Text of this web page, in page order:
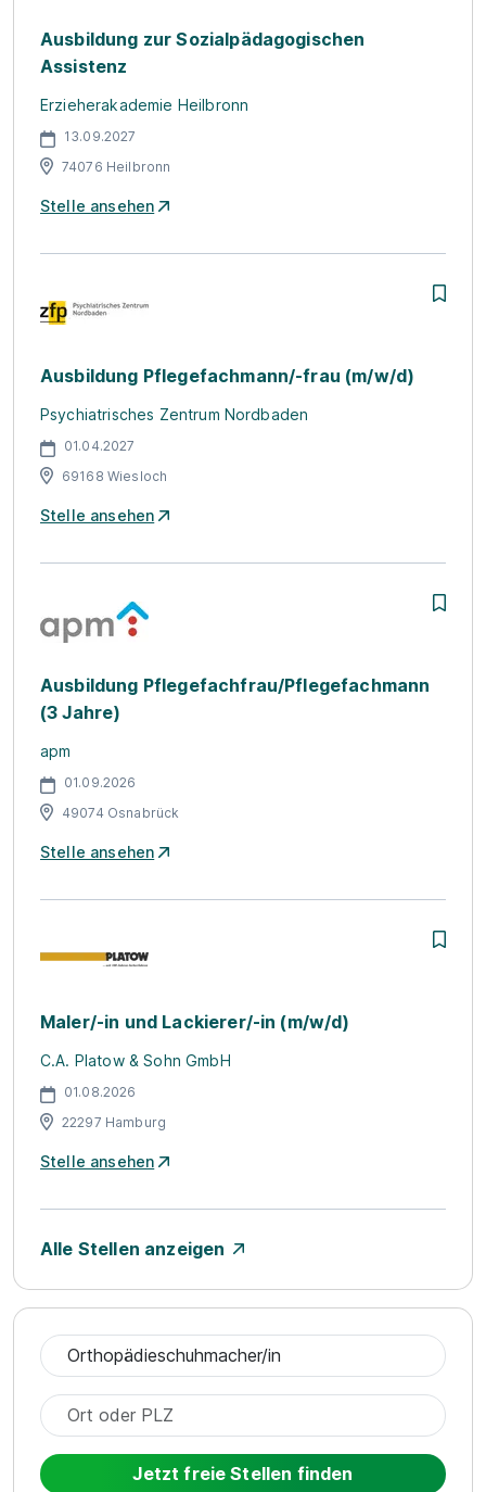
Ausbildung zur Sozialpädagogischen
Assistenz
Erzieherakademie Heilbronn
13.09.2027
74076 Heilbronn
Stelle ansehen
Ausbildung Pflegefachmann/-frau (m/w/d)
Psychiatrisches Zentrum Nordbaden
01.04.2027
69168 Wiesloch
Stelle ansehen
Ausbildung Pflegefachfrau/Pflegefachmann
(3 Jahre)
apm
01.09.2026
49074 Osnabrück
Stelle ansehen
Maler/-in und Lackierer/-in (m/w/d)
C.A. Platow & Sohn GmbH
01.08.2026
22297 Hamburg
Stelle ansehen
Alle Stellen anzeigen
Jetzt freie Stellen finden